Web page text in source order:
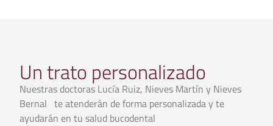
Un trato personalizado
Nuestras doctoras Lucía Ruiz, Nieves Martín y Nieves
Bernal te atenderán de forma personalizada y te
ayudarán en tu salud bucodental